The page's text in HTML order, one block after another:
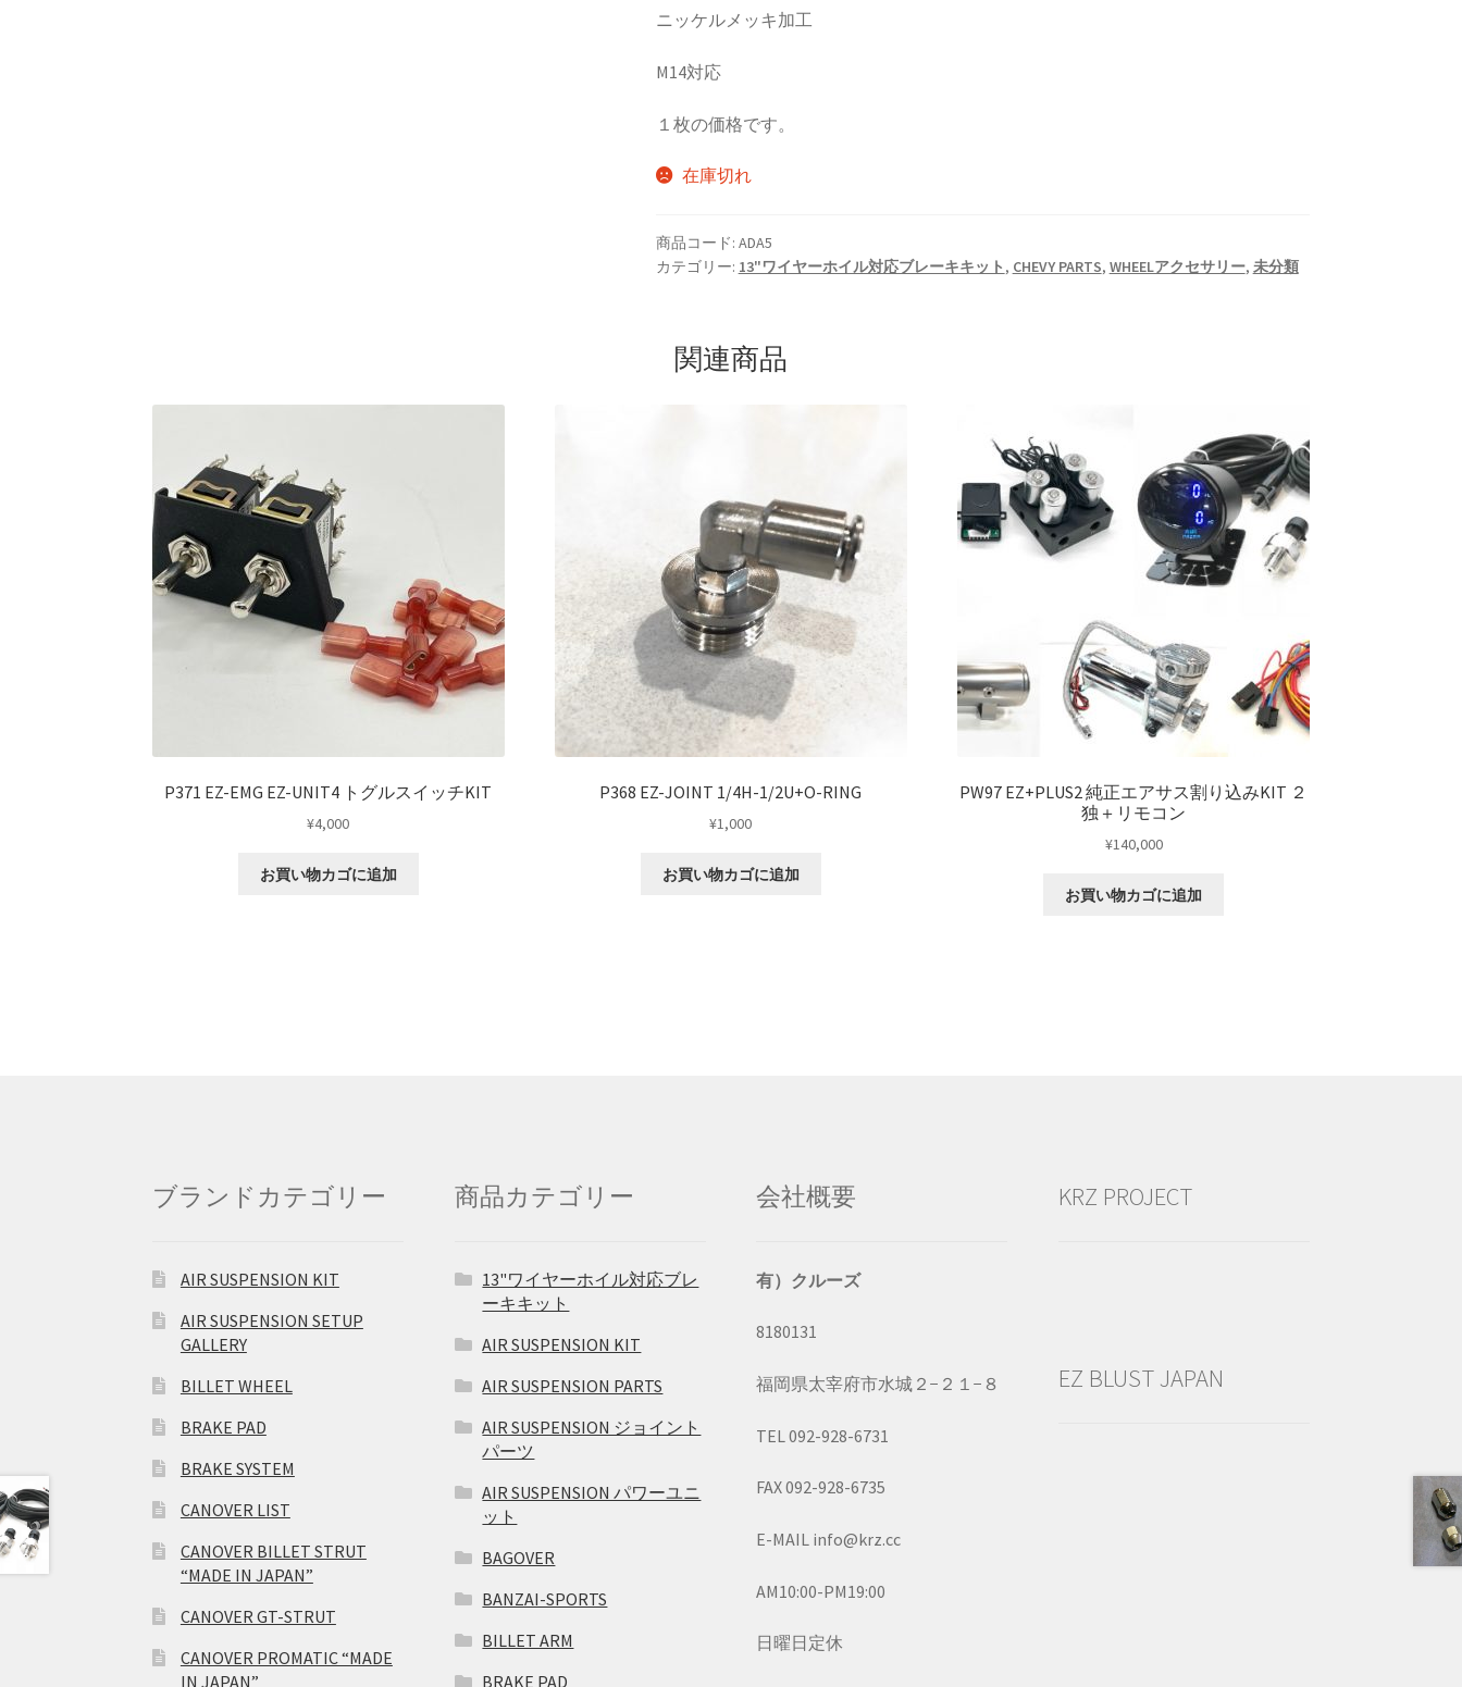
パーツ一覧 プライバシーポリシー
ニッケルメッキ加工
M14対応
１枚の価格です。
在庫切れ
商品コード: ADA5
カテゴリー: 13"ワイヤーホイル対応ブレーキキット , CHEVY PARTS, WHEELアクセサリー, 未分類
関連商品
P371 EZ-EMG EZ-UNIT4 トグルスイッチKIT
¥4,000
お買い物カゴに追加
P368 EZ-JOINT 1/4H-1/2U+O-RING
¥1,000
お買い物カゴに追加
PW97 EZ+PLUS2 純正エアサス割り込みKIT ２
独＋リモコン
¥140,000
お買い物カゴに追加
ブランドカテゴリー
AIR SUSPENSION KIT
AIR SUSPENSION SETUP
GALLERY
BILLET WHEEL
BRAKE PAD
BRAKE SYSTEM
CANOVER LIST
CANOVER BILLET STRUT
“MADE IN JAPAN”
CANOVER GT-STRUT
CANOVER PROMATIC “MADE
IN JAPAN”
商品カテゴリー
13"ワイヤーホイル対応ブレ
ーキキット
AIR SUSPENSION KIT
AIR SUSPENSION PARTS
AIR SUSPENSION ジョイント
パーツ
AIR SUSPENSION パワーユニ
ット
BAGOVER
BANZAI-SPORTS
BILLET ARM
BRAKE PAD
会社概要
有）クルーズ
8180131
福岡県太宰府市水城２−２１−８
TEL 092-928-6731
FAX 092-928-6735
E-MAIL info@krz.cc
AM10:00-PM19:00
日曜日定休
KRZ PROJECT
EZ BLUST JAPAN